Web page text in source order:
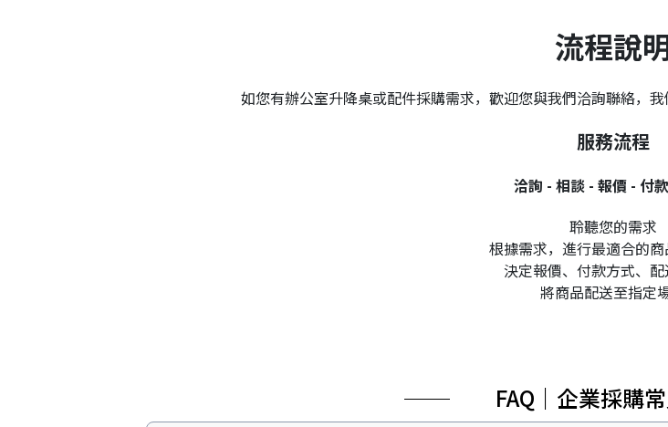
流程說
如您有辦公室升降桌或配件採購需求，歡迎您與我們洽詢聯絡，
服務流程
洽詢 - 相談 - 報價 - 付
聆聽您的需求
根據需求，進行最適合的
決定報價、付款方式、配
將商品配送至指定
FAQ｜企業採購